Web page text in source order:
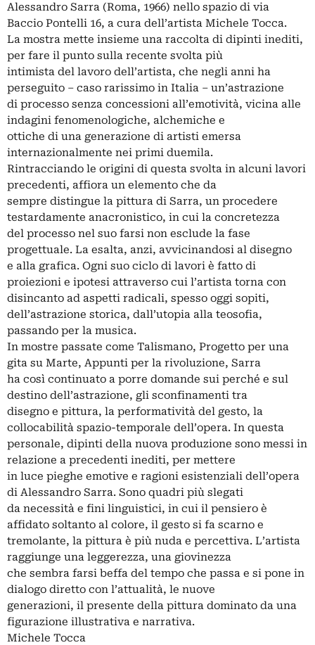
Alessandro Sarra (Roma, 1966) nello spazio di via
Baccio Pontelli 16, a cura dell’artista Michele Tocca.
La mostra mette insieme una raccolta di dipinti inediti,
per fare il punto sulla recente svolta più
intimista del lavoro dell’artista, che negli anni ha
perseguito – caso rarissimo in Italia – un’astrazione
di processo senza concessioni all’emotività, vicina alle
indagini fenomenologiche, alchemiche e
ottiche di una generazione di artisti emersa
internazionalmente nei primi duemila.
Rintracciando le origini di questa svolta in alcuni lavori
precedenti, affiora un elemento che da
sempre distingue la pittura di Sarra, un procedere
testardamente anacronistico, in cui la concretezza
del processo nel suo farsi non esclude la fase
progettuale. La esalta, anzi, avvicinandosi al disegno
e alla grafica. Ogni suo ciclo di lavori è fatto di
proiezioni e ipotesi attraverso cui l’artista torna con
disincanto ad aspetti radicali, spesso oggi sopiti,
dell’astrazione storica, dall’utopia alla teosofia,
passando per la musica.
In mostre passate come Talismano, Progetto per una
gita su Marte, Appunti per la rivoluzione, Sarra
ha così continuato a porre domande sui perché e sul
destino dell’astrazione, gli sconfinamenti tra
disegno e pittura, la performatività del gesto, la
collocabilità spazio-temporale dell’opera. In questa
personale, dipinti della nuova produzione sono messi in
relazione a precedenti inediti, per mettere
in luce pieghe emotive e ragioni esistenziali dell’opera
di Alessandro Sarra. Sono quadri più slegati
da necessità e fini linguistici, in cui il pensiero è
affidato soltanto al colore, il gesto si fa scarno e
tremolante, la pittura è più nuda e percettiva. L’artista
raggiunge una leggerezza, una giovinezza
che sembra farsi beffa del tempo che passa e si pone in
dialogo diretto con l’attualità, le nuove
generazioni, il presente della pittura dominato da una
figurazione illustrativa e narrativa.
Michele Tocca